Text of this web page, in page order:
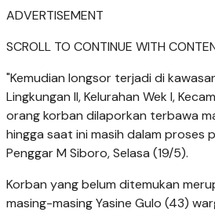
ADVERTISEMENT
SCROLL TO CONTINUE WITH
"Kemudian longsor terjadi di
Lingkungan II, Kelurahan Wek I,
orang korban dilaporkan terbawa
hingga saat ini masih dalam proses
Penggar M Siboro, Selasa (19/5).
Korban yang belum ditemukan
masing-masing Yasine Gulo (43)